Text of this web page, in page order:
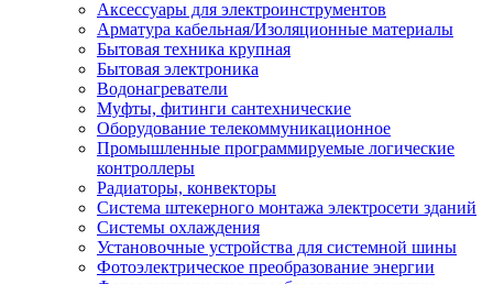
Аксессуары для электроинструментов
Арматура кабельная/Изоляционные материалы
Бытовая техника крупная
Бытовая электроника
Водонагреватели
Муфты, фитинги сантехнические
Оборудование телекоммуникационное
Промышленные программируемые логические
контроллеры
Радиаторы, конвекторы
Система штекерного монтажа электросети зданий
Системы охлаждения
Установочные устройства для системной шины
Фотоэлектрическое преобразование энергии